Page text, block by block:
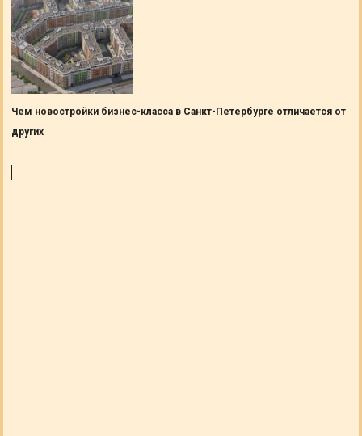
Чем новостройки бизнес-класса в Санкт-Петербурге отличается от
других